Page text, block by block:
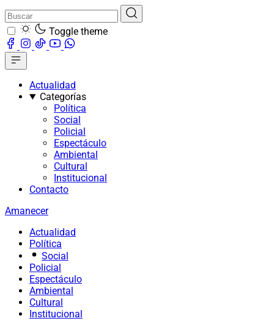
Toggle theme
Actualidad
Categorías
Política
Social
Policial
Espectáculo
Ambiental
Cultural
Institucional
Contacto
Amanecer
Actualidad
Política
Social
Policial
Espectáculo
Ambiental
Cultural
Institucional